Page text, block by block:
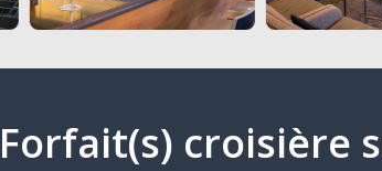
Forfait(s) croisière